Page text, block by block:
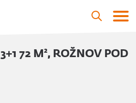
72 M², ROŽNOV POD